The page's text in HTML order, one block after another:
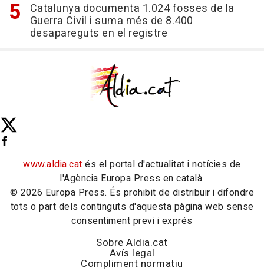
Catalunya documenta 1.024 fosses de la
Guerra Civil i suma més de 8.400
desapareguts en el registre
www.aldia.cat és el portal d'actualitat i notícies de
l'Agència Europa Press en català.
© 2026 Europa Press. És prohibit de distribuir i difondre
tots o part dels continguts d'aquesta pàgina web sense
consentiment previ i exprés
Sobre Aldia.cat
Avís legal
Compliment normatiu